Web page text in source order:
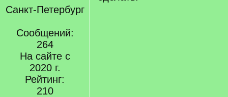
Санкт-Петербург
Сообщений:
264
На сайте с
2020 г.
Рейтинг:
210